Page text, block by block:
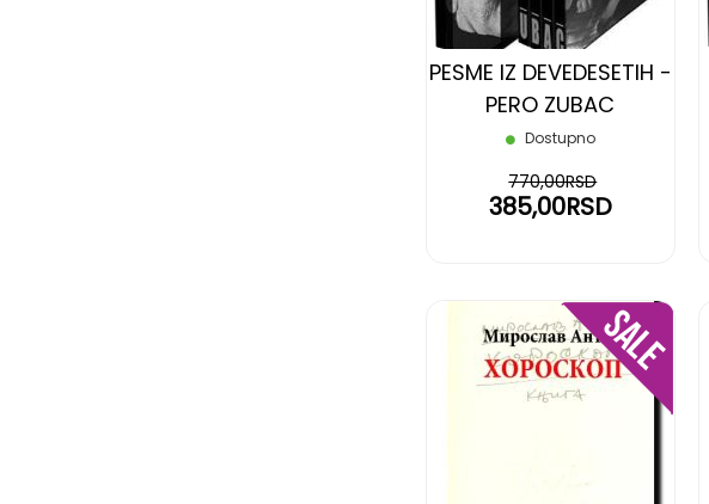
PESME IZ DEVEDESETIH -
PERO ZUBAC
Dostupno
385,00RSD
770,00RSD
DODAJ
NA